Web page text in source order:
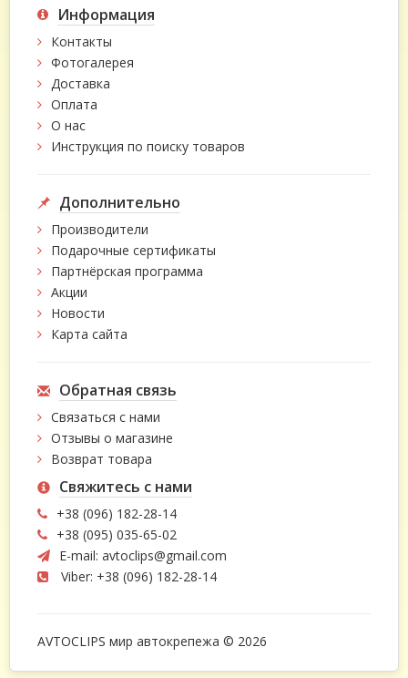
Информация
Контакты
Фотогалерея
Доставка
Оплата
О нас
Инструкция по поиску товаров
Дополнительно
Производители
Подарочные сертификаты
Партнёрская программа
Акции
Новости
Карта сайта
Обратная связь
Связаться с нами
Отзывы о магазине
Возврат товара
Свяжитесь с нами
+38 (096) 182-28-14
+38 (095) 035-65-02
E-mail: avtoclips@gmail.com
Viber: +38 (096) 182-28-14
AVTOCLIPS мир автокрепежа © 2026